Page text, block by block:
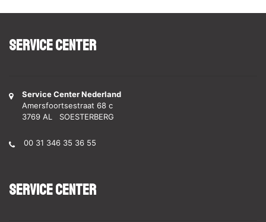
Service Center
Service Center Nederland
Amersfoortsestraat 68 c
3769 AL SOESTERBERG
00 31 346 35 36 55
Service Center